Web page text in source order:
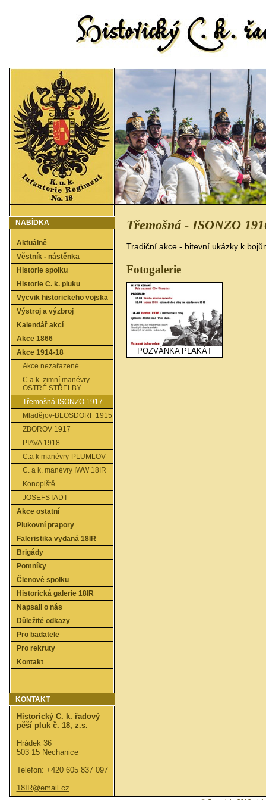
NABÍDKA
Aktuálně
Věstník - nástěnka
Historie spolku
Historie C. k. pluku
Vycvik historickeho vojska
Výstroj a výzbroj
Kalendář akcí
Akce 1866
Akce 1914-18
Akce nezařazené
C.a k. zimní manévry -
OSTRÉ STŘELBY
Třemošná-ISONZO 1917
Mladějov-BLOSDORF 1915
ZBOROV 1917
PIAVA 1918
C.a k manévry-PLUMLOV
C. a k. manévry IWW 18IR
Konopiště
JOSEFSTADT
Akce ostatní
Plukovní prapory
Faleristika vydaná 18IR
Brigády
Pomníky
Členové spolku
Historická galerie 18IR
Napsali o nás
Důležité odkazy
Pro badatele
Pro rekruty
Kontakt
KONTAKT
Historický C. k. řadový
pěší pluk č. 18, z.s.
Hrádek 36
503 15 Nechanice
Telefon: +420 605 837 097
18IR@email.cz
Třemošná - ISONZO
Tradiční akce - bitevní ukázky k
Fotogalerie
POZVÁNKA PLAKÁT